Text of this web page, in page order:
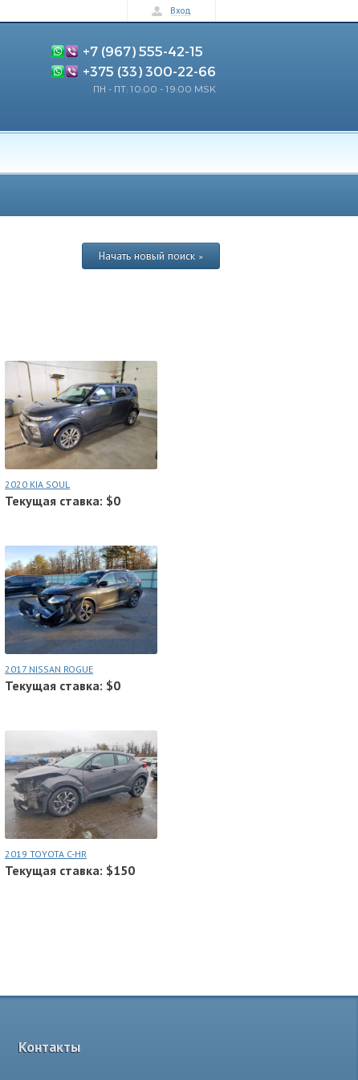
Вход
+7 (967) 555-42-15
+375 (33) 300-22-66
ПН - ПТ: 10:00 - 19:00 MSK
Начать новый поиск »
2020 KIA SOUL
Текущая ставка: $0
2017 NISSAN ROGUE
Текущая ставка: $0
2019 TOYOTA C-HR
Текущая ставка: $150
Контакты